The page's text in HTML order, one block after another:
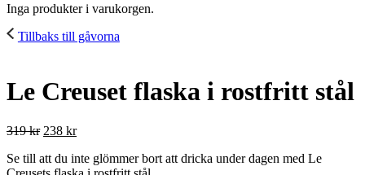
Inga produkter i varukorgen.
Tillbaks till gåvorna
Le Creuset flaska i rostfritt stål
319kr 238 kr
Se till att du inte glömmer bort att dricka under dagen med Le